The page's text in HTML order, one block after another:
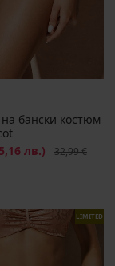
бански костюм
лв.)
32,99 €
LIMITED